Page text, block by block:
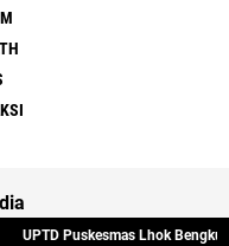
UPTD Puskesmas Lhok